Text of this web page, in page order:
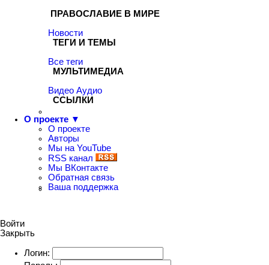
ПРАВОСЛАВИЕ В МИРЕ
Новости
ТЕГИ И ТЕМЫ
Все теги
МУЛЬТИМЕДИА
Видео Аудио
ССЫЛКИ
О проекте ▼
О проекте
Авторы
Мы на YouTube
RSS канал
Мы ВКонтакте
Обратная связь
Ваша поддержка
Войти
Закрыть
Логин: